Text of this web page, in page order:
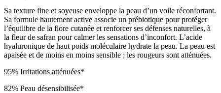
Sa texture fine et soyeuse enveloppe la peau d’un voile réconfortant.
Sa formule hautement active associe un prébiotique pour protéger
l’équilibre de la flore cutanée et renforcer ses défenses naturelles, à
la fleur de safran pour calmer les sensations d’inconfort. L’acide
hyaluronique de haut poids moléculaire hydrate la peau. La peau est
apaisée et de moins en moins sensible ; les rougeurs sont atténuées.
95% Irritations atténuées*
82% Peau désensibilisée*